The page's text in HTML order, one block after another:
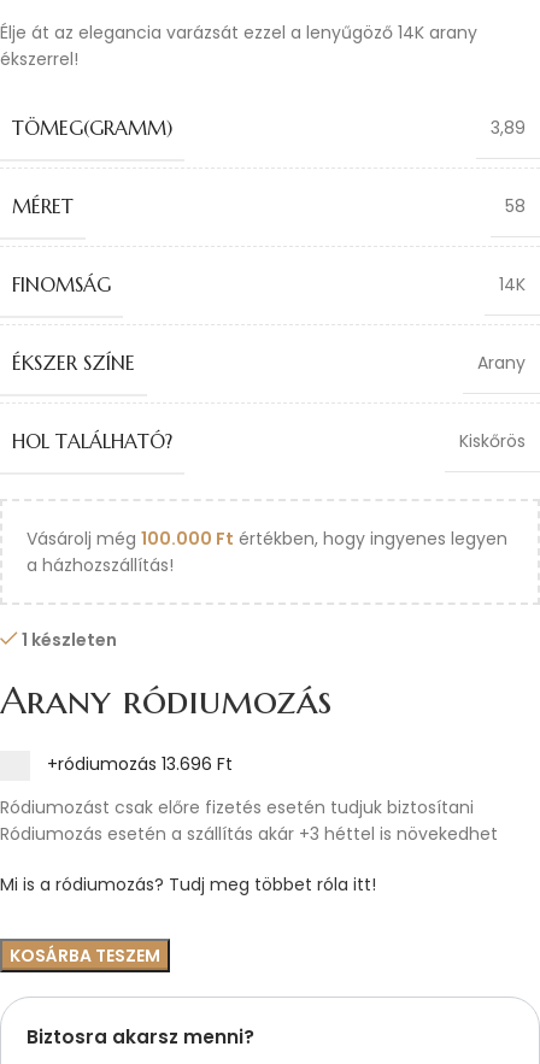
Élje át az elegancia varázsát ezzel a lenyűgöző 14K arany
ékszerrel!
TÖMEG(GRAMM) 3,89
MÉRET 58
FINOMSÁG 14K
ÉKSZER SZÍNE Arany
HOL TALÁLHATÓ? Kiskőrös
Vásárolj még 100.000 Ft értékben, hogy ingyenes legyen
a házhozszállítás!
1 készleten
Arany ródiumozás
+ródiumozás 13.696 Ft
Ródiumozást csak előre fizetés esetén tudjuk biztosítani
Ródiumozás esetén a szállítás akár +3 héttel is növekedhet
Mi is a ródiumozás? Tudj meg többet róla itt!
KOSÁRBA TESZEM
Biztosra akarsz menni?